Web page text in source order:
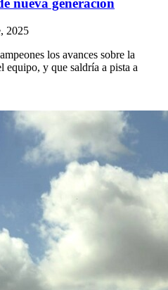
nueva generación
2025
los avances sobre la
equipo, y que saldría a pista a